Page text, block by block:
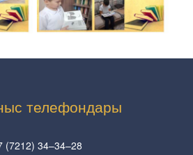
телефондары
(7212) 34–34–28